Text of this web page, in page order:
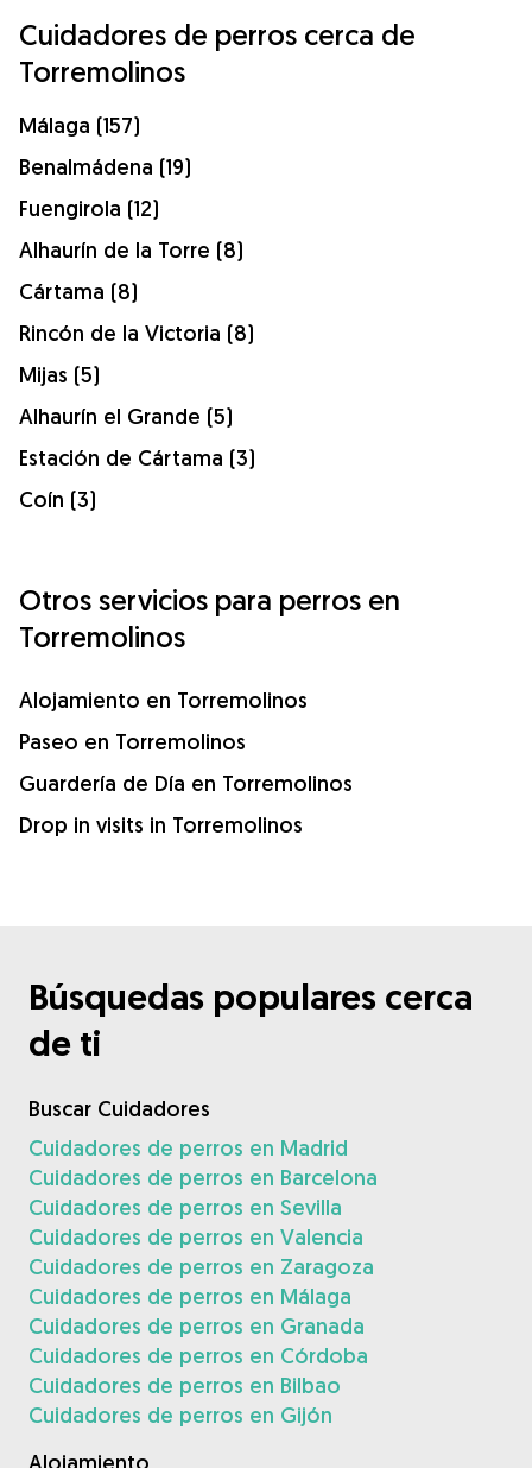
Cuidadores de perros cerca de
Torremolinos
Málaga (157)
Benalmádena (19)
Fuengirola (12)
Alhaurín de la Torre (8)
Cártama (8)
Rincón de la Victoria (8)
Mijas (5)
Alhaurín el Grande (5)
Estación de Cártama (3)
Coín (3)
Otros servicios para perros en
Torremolinos
Alojamiento en Torremolinos
Paseo en Torremolinos
Guardería de Día en Torremolinos
Drop in visits in Torremolinos
Búsquedas populares cerca
de ti
Buscar Cuidadores
Cuidadores de perros en Madrid
Cuidadores de perros en Barcelona
Cuidadores de perros en Sevilla
Cuidadores de perros en Valencia
Cuidadores de perros en Zaragoza
Cuidadores de perros en Málaga
Cuidadores de perros en Granada
Cuidadores de perros en Córdoba
Cuidadores de perros en Bilbao
Cuidadores de perros en Gijón